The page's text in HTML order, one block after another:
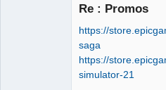
OPTIJANCOMATIQUE
Re : Promos
https://
saga
https://
simulator-21